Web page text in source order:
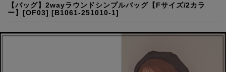
【バッグ】2wayラウンドシンプルバッグ【Fサイズ/2カラ
ー】[OF03] [B1061-251010-1]